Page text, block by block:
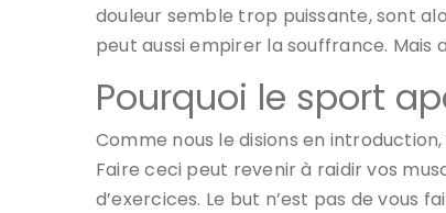
douleur semble trop puissante, sont
peut aussi empirer la souffrance.
Pourquoi le sport
Comme nous le disions en
Faire ceci peut revenir à raidir vos
d’exercices. Le but n’est pas de